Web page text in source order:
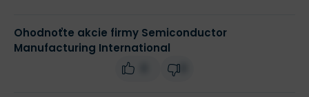
Ohodnoťte akcie firmy Semiconductor
Manufacturing International